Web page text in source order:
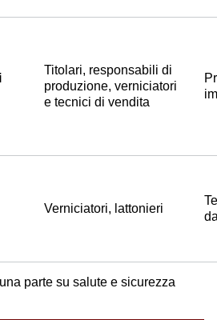
Titolari, responsabili di
produzione, verniciatori
e tecnici di vendita
Verniciatori, lattonieri
parte su salute e sicurezza